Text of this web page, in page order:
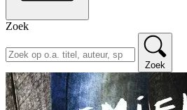
Zoek
Zoek